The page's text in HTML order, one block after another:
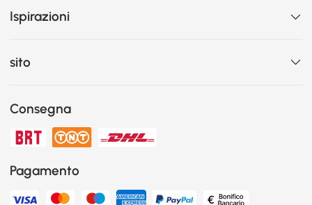
Ispirazioni
sito
Consegna
Pagamento